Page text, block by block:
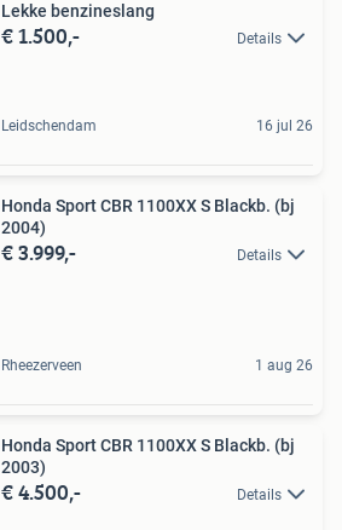
Lekke benzineslang
€ 1.500,- Details
Leidschendam 16 jul 26
Honda Sport CBR 1100XX S Blackb. (bj
2004)
€ 3.999,- Details
Rheezerveen 1 aug 26
Honda Sport CBR 1100XX S Blackb. (bj
2003)
€ 4.500,- Details